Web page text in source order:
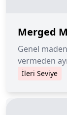
Merged
Genel
vermeden
para
İleri Seviye